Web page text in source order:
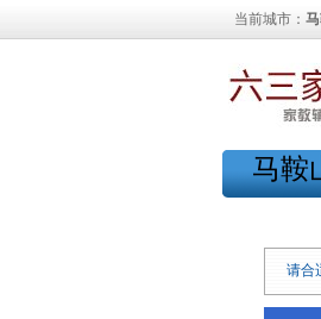
当前城市：
马鞍
请合